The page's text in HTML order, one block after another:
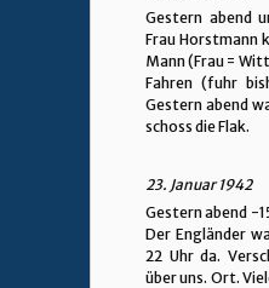
Gestern abend
Frau Horstmann
Mann (Frau =
Fahren (fuhr
Gestern abend
schoss die Flak.
23. Januar 1942
Gestern abend -
Der Engländer
22 Uhr da.
über uns. Ort.